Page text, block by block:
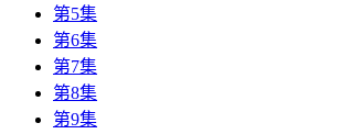
第5集
第6集
第7集
第8集
第9集